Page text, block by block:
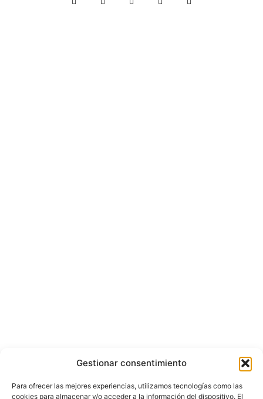
Gestionar consentimiento
Para ofrecer las mejores experiencias, utilizamos tecnologías como las
cookies para almacenar y/o acceder a la información del dispositivo. El